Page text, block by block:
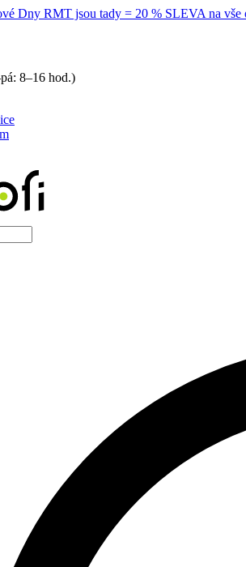
Dny RMT jsou tady = 20 % SLEVA na
8–16 hod.)